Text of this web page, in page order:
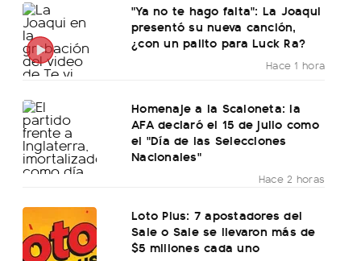
"Ya no te hago falta": La Joaqui
presentó su nueva canción,
¿con un palito para Luck Ra?
Hace 1 hora
Homenaje a la Scaloneta: la
AFA declaró el 15 de julio como
el "Día de las Selecciones
Nacionales"
Hace 2 horas
Loto Plus: 7 apostadores del
Sale o Sale se llevaron más de
$5 millones cada uno